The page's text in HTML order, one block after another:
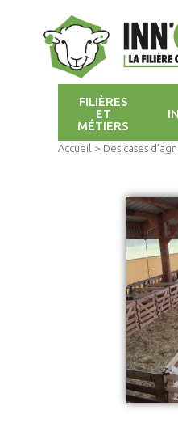
FILIÈRES
ET
MÉTIERS
Accueil > Des cases